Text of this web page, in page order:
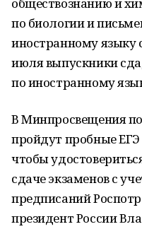
по биологии и
иностранному языку
июля выпускники
по иностранному
В Минпросвещения
пройдут пробные
чтобы
сдаче экзаменов с
предписаний
президент России